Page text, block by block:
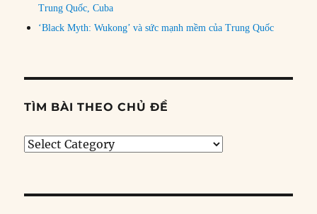
Trung Quốc, Cuba
‘Black Myth: Wukong’ và sức mạnh mềm của Trung Quốc
TÌM BÀI THEO CHỦ ĐỀ
Tìm